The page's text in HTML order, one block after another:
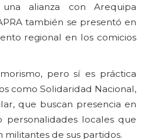
alianza con Arequipa
también se presentó en
regional en los comicios
pero sí es práctica
como Solidaridad Nacional,
que buscan presencia en
personalidades locales que
militantes de sus partidos.